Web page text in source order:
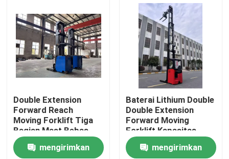
Produk
Video
Double Extension
Forward Reach
Moving Forklift Tiga
Bagian Mast Bebas
sepenuhnya Beban
Nominal 1500 KG
mengirimkan
Baterai Lithium Double
Double Extension
Forward Moving
Forklift Kapasitas
1600 KGS 1,6 Ton.
mengirimkan